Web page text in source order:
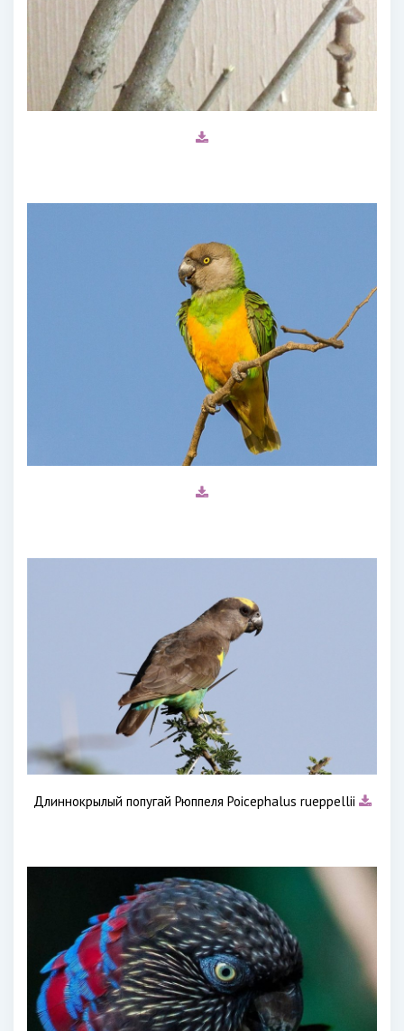
Длиннокрылый попугай Рюппеля Poicephalus rueppellii